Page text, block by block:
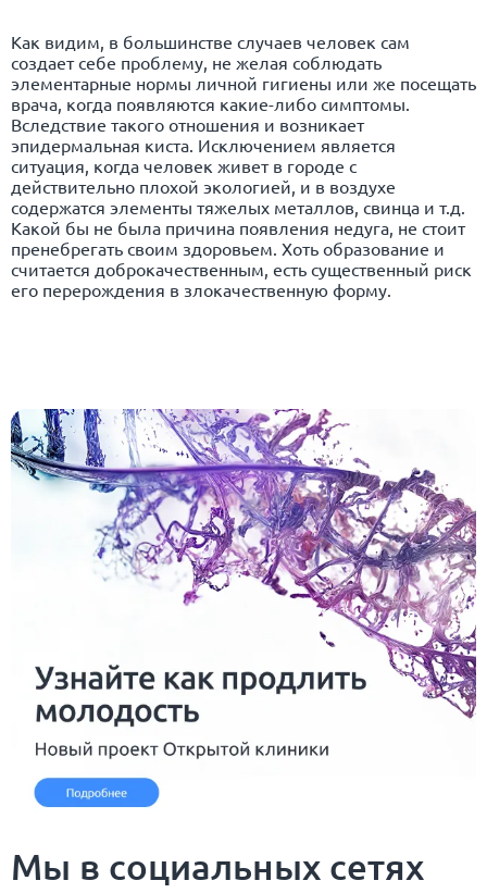
Как видим, в большинстве случаев человек сам
создает себе проблему, не желая соблюдать
элементарные нормы личной гигиены или же посещать
врача, когда появляются какие-либо симптомы.
Вследствие такого отношения и возникает
эпидермальная киста. Исключением является
ситуация, когда человек живет в городе с
действительно плохой экологией, и в воздухе
содержатся элементы тяжелых металлов, свинца и т.д.
Какой бы не была причина появления недуга, не стоит
пренебрегать своим здоровьем. Хоть образование и
считается доброкачественным, есть существенный риск
его перерождения в злокачественную форму.
Мы в социальных сетях